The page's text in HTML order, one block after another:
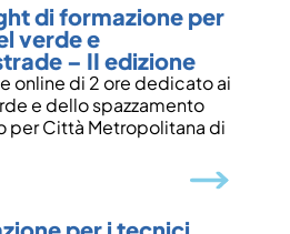
di formazione per
verde e
– II edizione
online di 2 ore dedicato ai
e dello spazzamento
per Città Metropolitana di